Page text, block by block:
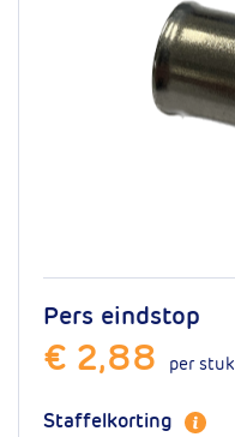
Pers eindstop
€ 2,88 per stuk
Staffelkorting